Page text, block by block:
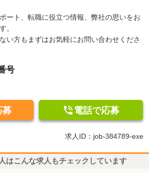
ート、転職に役立つ情報、弊社の思いをお
。
い方もまずはお気軽にお問い合わせくださ
号
募  電話で応募
求人ID：job-384789-exe
はこんな求人もチェックしています